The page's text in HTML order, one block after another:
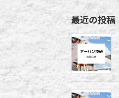
最近の投稿